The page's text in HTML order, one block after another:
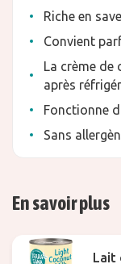
Riche en
Convient
La crème de
après
Fonctionne
Sans
En savoir plus
Lait